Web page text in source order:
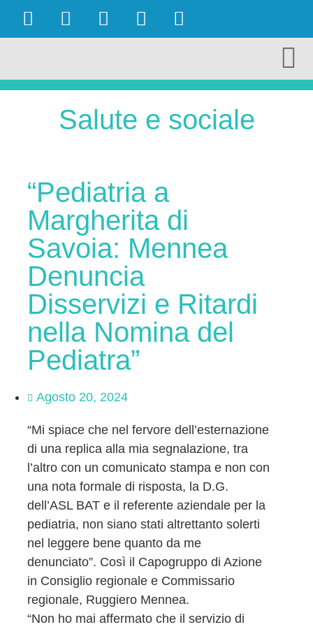
Salute e sociale
“Pediatria a
Margherita di
Savoia: Mennea
Denuncia
Disservizi e Ritardi
nella Nomina del
Pediatra”
Agosto 20, 2024
“Mi spiace che nel fervore dell’esternazione
di una replica alla mia segnalazione, tra
l’altro con un comunicato stampa e non con
una nota formale di risposta, la D.G.
dell’ASL BAT e il referente aziendale per la
pediatria, non siano stati altrettanto solerti
nel leggere bene quanto da me
denunciato”. Così il Capogruppo di Azione
in Consiglio regionale e Commissario
regionale, Ruggiero Mennea.
“Non ho mai affermato che il servizio di